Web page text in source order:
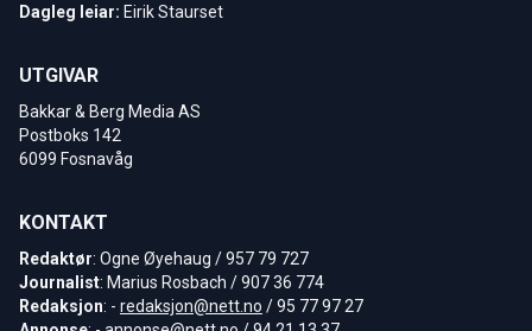
Dagleg leiar: Eirik Staurset
UTGIVAR
Bakkar & Berg Media AS
Postboks 142
6099 Fosnavåg
KONTAKT
Redaktør: Ogne Øyehaug / 957 79 727
Journalist: Marius Rosbach / 907 36 774
Redaksjon: - redaksjon@nett.no / 95 77 97 27